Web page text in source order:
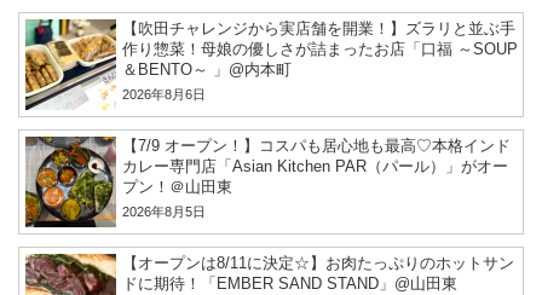
【吹田チャレンジから実店舗を開業！】ズラリと並ぶ手
作り惣菜！母娘の優しさが詰まったお店「口福 ～SOUP
＆BENTO～ 」@内本町
2026年8月6日
【7/9 オープン！】コスパも居心地も最高♡本格インド
カレー専門店「Asian Kitchen PAR（パール）」がオー
プン！＠山田東
2026年8月5日
【オープンは8/11に決定☆】お肉たっぷりのホットサン
ドに期待！「EMBER SAND STAND」@山田東